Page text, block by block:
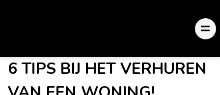
6 TIPS BIJ HET VERHUREN